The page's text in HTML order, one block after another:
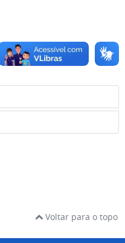
Voltar para o topo